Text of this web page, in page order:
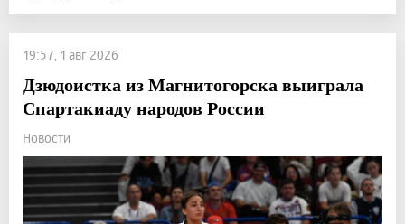
19:57, 1 авг 2026
Дзюдоистка из Магнитогорска выиграла
Спартакиаду народов России
Новости